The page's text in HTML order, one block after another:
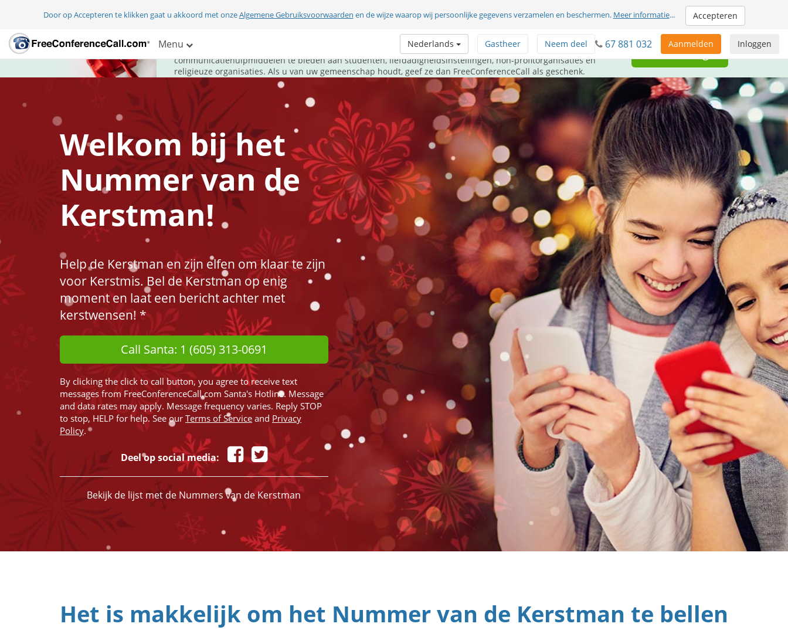
Door op Accepteren te klikken gaat u akkoord met onzeAlgemene Gebruiksvoorwaarden en de wijze waarop wij persoonlijke gegevens verzamelen en beschermen. Meer informatie... Accepteren
Menu Inloggen
Aanmelden
67 881 032
Neem deel
Gastheer
Nederlands
Geef tijdens deze feestdagen de communicatie cadeau.
FreeConferenceCall.com bedient zijn gemeenschap op de best mogelijke manier - door GRATIS
communicatiehulpmiddelen te bieden aan studenten, liefdadigheidsinstellingen, non-profitorganisaties en
religieuze organisaties. Als u van uw gemeenschap houdt, geef ze dan FreeConferenceCall als geschenk.
Geef terug
Welkom bij het
Nummer van de
Kerstman!
Help de Kerstman en zijn elfen om klaar te zijn
voor Kerstmis. Bel de Kerstman op enig
moment en laat een bericht achter met
kerstwensen! *
Call Santa: 1 (605) 313-0691
By clicking the click to call button, you agree to receive text
messages from FreeConferenceCall.com Santa's Hotline. Message
and data rates may apply. Message frequency varies. Reply STOP
to stop, HELP for help. See our Terms of Service and Privacy
Policy.
Deel op social media:
Bekijk de lijst met de Nummers van de Kerstman
Het is makkelijk om het Nummer van de Kerstman te bellen